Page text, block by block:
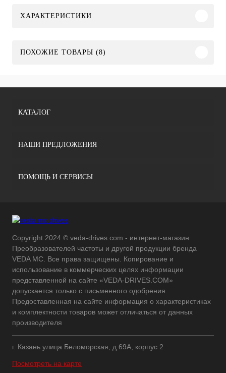
ХАРАКТЕРИСТИКИ
ПОХОЖИЕ ТОВАРЫ (8)
КАТАЛОГ
НАШИ ПРЕДЛОЖЕНИЯ
ПОМОЩЬ И СЕРВИСЫ
Copyright 2024 © veda-drives.com - интернет-магазин
Преобразователей частоты и другой продукции бренда
VEDA MC. Все права защищены. Копирование и
использование в коммерческих целях информации
представленной на сайте «VEDA-DRIVES.COM»
допускается только с письменного одобрения.
Предоставленная на сайте информация о характеристиках
и комплектности товаров может отличаться от данных
производителя
г. Казань улица Беломорская, д.69А, корпус 2
Посмотреть на карте